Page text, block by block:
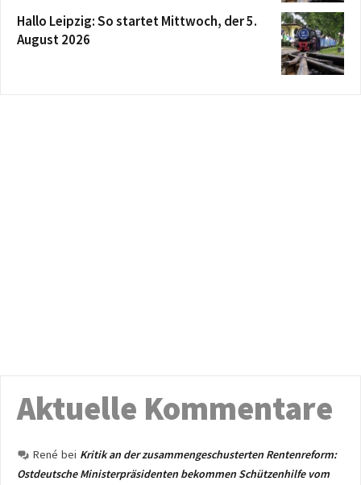
Hallo Leipzig: So startet Mittwoch, der 5.
August 2026
Aktuelle Kommentare
René bei Kritik an der zusammengeschusterten Rentenreform:
Ostdeutsche Ministerpräsidenten bekommen Schützenhilfe vom